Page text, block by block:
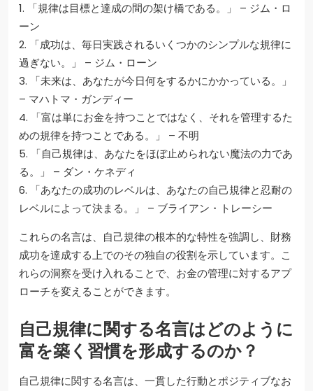
1. 「規律は目標と達成の間の架け橋である。」 – ジム・ロ
ーン
2. 「成功は、毎日実践されるいくつかのシンプルな規律に
過ぎない。」 – ジム・ローン
3. 「未来は、あなたが今日何をするかにかかっている。」
– マハトマ・ガンディー
4. 「富は単にお金を持つことではなく、それを管理するた
めの規律を持つことである。」 – 不明
5. 「自己規律は、あなたをほぼ止められない魔法の力であ
る。」 – ダン・ケネディ
6. 「あなたの成功のレベルは、あなたの自己規律と忍耐の
レベルによって決まる。」 – ブライアン・トレーシー
これらの名言は、自己規律の根本的な特性を強調し、財務
成功を達成する上でのその独自の役割を示しています。こ
れらの洞察を受け入れることで、お金の管理に対するアプ
ローチを変えることができます。
自己規律に関する名言はどのように
富を築く習慣を形成するのか？
自己規律に関する名言は、一貫した行動とポジティブなお